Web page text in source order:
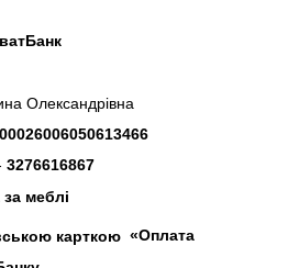
Олександрівна
3276616867
меблі
«Оплата